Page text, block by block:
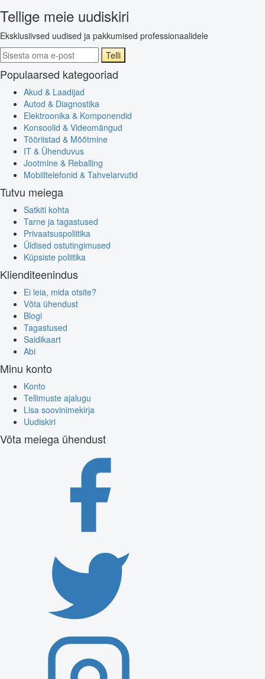
Tellige meie uudiskiri
Eksklusiivsed uudised ja pakkumised professionaalidele
Telli
Populaarsed kategooriad
Akud & Laadijad
Autod & Diagnostika
Elektroonika & Komponendid
Konsoolid & Videomängud
Tööriistad & Mõõtmine
IT & Ühenduvus
Jootmine & Reballing
Mobiiltelefonid & Tahvelarvutid
Tutvu meiega
Satkiti kohta
Tarne ja tagastused
Privaatsuspoliitika
Üldised ostutingimused
Küpsiste poliitika
Klienditeenindus
Ei leia, mida otsite?
Võta ühendust
Blogi
Tagastused
Saidikaart
Abi
Minu konto
Konto
Tellimuste ajalugu
Lisa soovinimekirja
Uudiskiri
Võta meiega ühendust